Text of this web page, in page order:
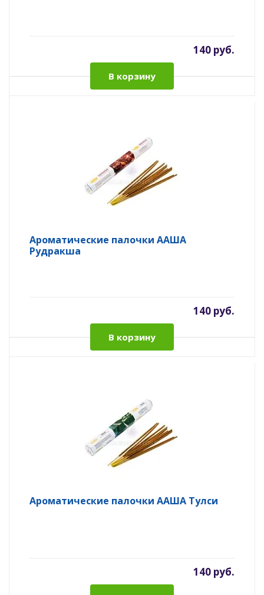
140 руб.
В корзину
Ароматические палочки ААША
Рудракша
140 руб.
В корзину
Ароматические палочки ААША Тулси
140 руб.